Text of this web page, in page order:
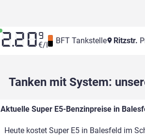
2.20 9
€/l BFT Tankstelle Ritzstr.
Tanken mit System:
Aktuelle Super E5-Benzinpreise in
Heute kostet Super E5 in Balesfeld im